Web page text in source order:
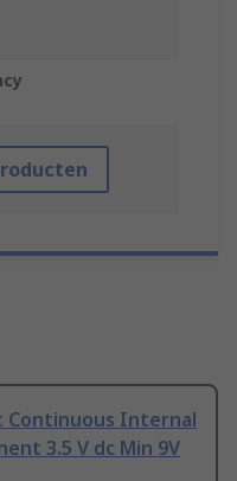
Continuous Internal
3.5 V dc Min 9V